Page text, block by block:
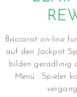
Baccarat on-line
auf den Jackpot
bilden geradlinig
Menü . Spieler